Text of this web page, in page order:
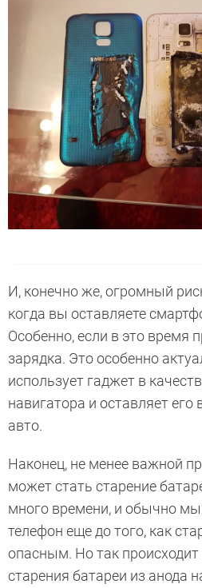
И, конечно же, огромный
когда вы оставляете
Особенно, если в это время
зарядка. Это особенно
использует гаджет в
навигатора и оставляет
авто.
Наконец, не менее важной
может стать старение
много времени, и обычно
телефон еще до того, как
опасным. Но так происходит
старения батареи из анода